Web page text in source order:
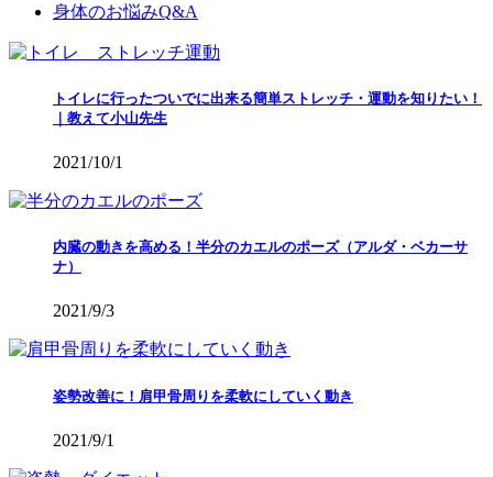
身体のお悩みQ&A
トイレに行ったついでに出来る簡単ストレッチ・運動を知りたい！
｜教えて小山先生
2021/10/1
内臓の動きを高める！半分のカエルのポーズ（アルダ・ベカーサ
ナ）
2021/9/3
姿勢改善に！肩甲骨周りを柔軟にしていく動き
2021/9/1